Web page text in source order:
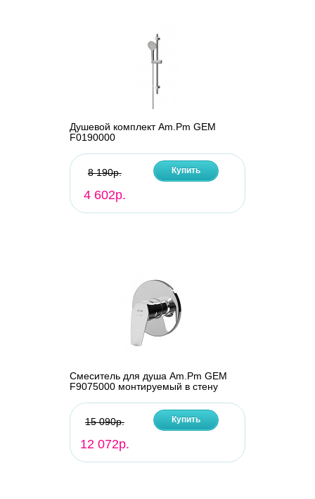
Душевой комплект Am.Pm GEM
F0190000
8 190р.
4 602р.
Купить
Смеситель для душа Am.Pm GEM
F9075000 монтируемый в стену
15 090р.
12 072р.
Купить